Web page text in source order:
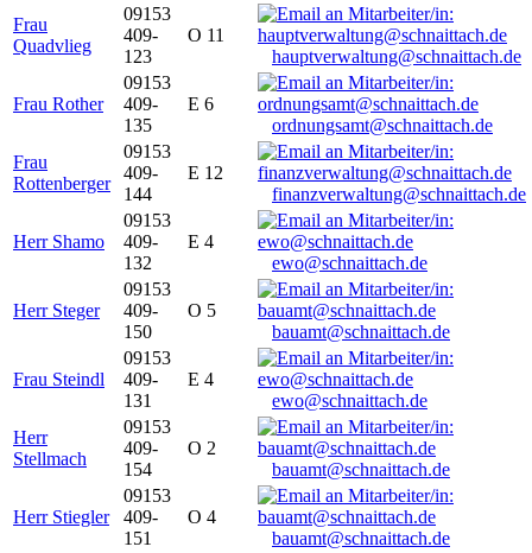
Frau
Quadvlieg
09153
409-
123
O 11
hauptverwaltung@schnaittach.de
Frau Rother
09153
409-
135
E 6
ordnungsamt@schnaittach.de
Frau
Rottenberger
09153
409-
144
E 12
finanzverwaltung@schnaittach.de
Herr Shamo
09153
409-
132
E 4
ewo@schnaittach.de
Herr Steger
09153
409-
150
O 5
bauamt@schnaittach.de
Frau Steindl
09153
409-
131
E 4
ewo@schnaittach.de
Herr
Stellmach
09153
409-
154
O 2
bauamt@schnaittach.de
Herr Stiegler
09153
409-
151
O 4
bauamt@schnaittach.de